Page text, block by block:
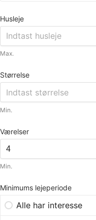
Husleje
Max.
Størrelse
Min.
Værelser
Min.
Minimums lejeperiode
Alle har interesse